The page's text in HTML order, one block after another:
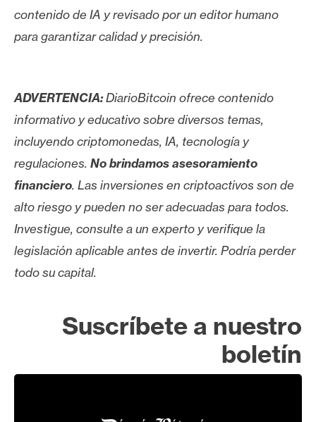
contenido de IA y revisado por un editor humano
para garantizar calidad y precisión.
ADVERTENCIA:DiarioBitcoin ofrece contenido
informativo y educativo sobre diversos temas,
incluyendo criptomonedas, IA, tecnología y
regulaciones. No brindamos asesoramiento
financiero. Las inversiones en criptoactivos son de
alto riesgo y pueden no ser adecuadas para todos.
Investigue, consulte a un experto y verifique la
legislación aplicable antes de invertir. Podría perder
todo su capital.
Suscríbete a nuestro
boletín